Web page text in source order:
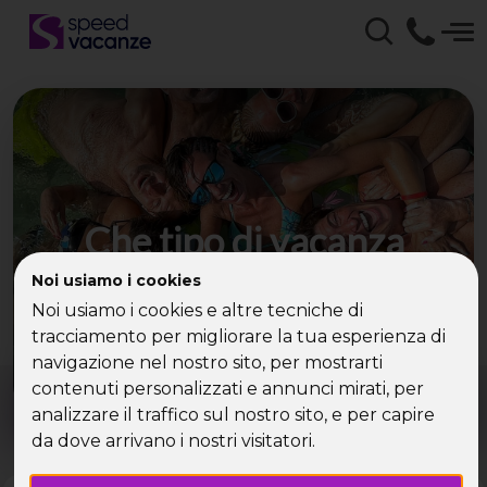
Noi usiamo i cookies
Noi usiamo i cookies e altre tecniche di
tracciamento per migliorare la tua esperienza di
navigazione nel nostro sito, per mostrarti
contenuti personalizzati e annunci mirati, per
analizzare il traffico sul nostro sito, e per capire
da dove arrivano i nostri visitatori.
Che tipo di vacanza
cerchi?
Scegli la tua destinazione tra le diverse proposte
di Speed Vacanze®
Dove? Quando?
Tutto l'anno